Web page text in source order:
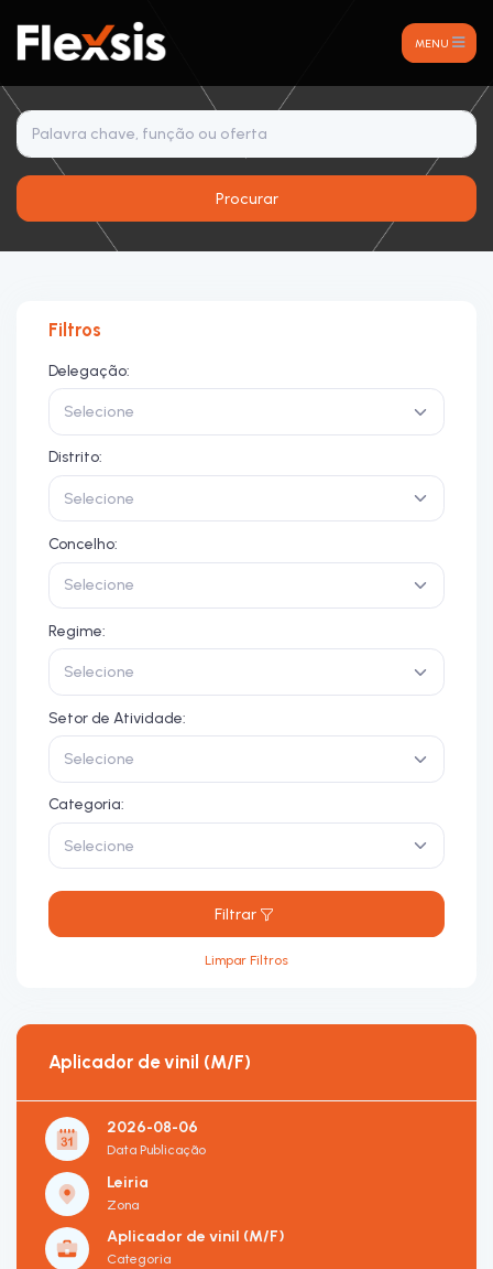
MENU
Procurar
Filtros
Delegação:
Selecione
Distrito:
Selecione
Concelho:
Selecione
Regime:
Selecione
Setor de Atividade:
Selecione
Categoria:
Selecione
Filtrar
Limpar Filtros
Aplicador de vinil (M/F)
2026-08-06
Data Publicação
Leiria
Zona
Aplicador de vinil (M/F)
Categoria